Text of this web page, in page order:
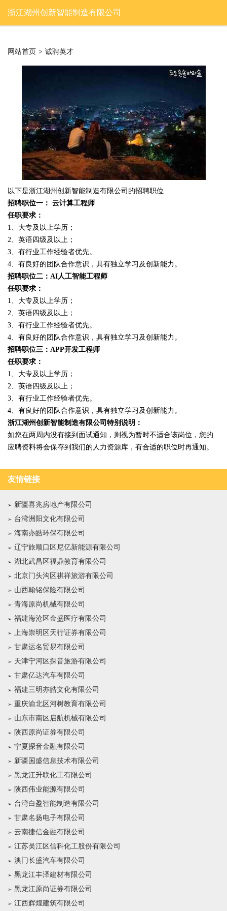
浙江湖州创新智能制造有限公司
网站首页 > 诚聘英才
以下是浙江湖州创新智能制造有限公司的招聘职位
招聘职位一： 云计算工程师
任职要求：
1、大专及以上学历；
2、英语四级及以上；
3、有行业工作经验者优先。
4、有良好的团队合作意识，具有独立学习及创新能力。
招聘职位二：AI人工智能工程师
任职要求：
1、大专及以上学历；
2、英语四级及以上；
3、有行业工作经验者优先。
4、有良好的团队合作意识，具有独立学习及创新能力。
招聘职位三：APP开发工程师
任职要求：
1、大专及以上学历；
2、英语四级及以上；
3、有行业工作经验者优先。
4、有良好的团队合作意识，具有独立学习及创新能力。
浙江湖州创新智能制造有限公司特别说明：
如您在两周内没有接到面试通知，则视为暂时不适合该岗位，您的
应聘资料将会保存到我们的人力资源库，有合适的职位时再通知。
友情链接
新疆喜兆房地产有限公司
台湾洲阳文化有限公司
海南亦皓环保有限公司
辽宁旅顺口区尼亿新能源有限公司
湖北武昌区福鼎教育有限公司
北京门头沟区祺祥旅游有限公司
山西翰铭保险有限公司
青海原尚机械有限公司
福建海沧区金盛医疗有限公司
上海崇明区天行证券有限公司
甘肃运名贸易有限公司
天津宁河区探音旅游有限公司
甘肃亿达汽车有限公司
福建三明亦皓文化有限公司
重庆渝北区河树教育有限公司
山东市南区启航机械有限公司
陕西原尚证券有限公司
宁夏探音金融有限公司
新疆国盛信息技术有限公司
黑龙江升联化工有限公司
陕西伟业能源有限公司
台湾白盈智能制造有限公司
甘肃名扬电子有限公司
云南捷信金融有限公司
江苏吴江区信科化工股份有限公司
澳门长盛汽车有限公司
黑龙江丰泽建材有限公司
黑龙江原尚证券有限公司
江西辉煌建筑有限公司